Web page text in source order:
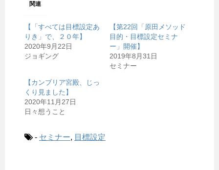
関連
【「すべては目標設定あ
りき」で、２０年】
2020年9月22日
ジョギング
【第22回「原田メソッド
目的・目標設定セミナ
ー」開催】
2019年8月31日
セミナー
【カンブリア宮殿、じっ
くり見ました】
2020年11月27日
日々想うこと
- セミナー, 目標設定